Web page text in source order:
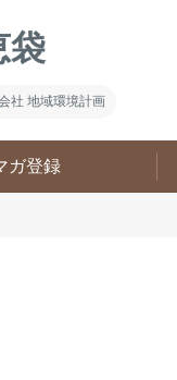
袋
社 地域環境計画
ガ登録